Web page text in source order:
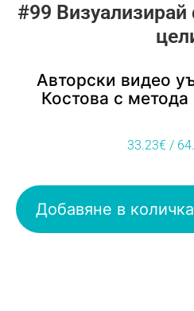
#99
Авторски видео
Костова с
33.23€ /
Добавяне в